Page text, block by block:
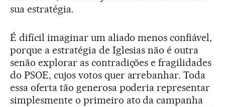
sua estratégia.
É difícil imaginar um aliado menos confiável,
porque a estratégia de Iglesias não é outra
senão explorar as contradições e fragilidades
do PSOE, cujos votos quer arrebanhar. Toda
essa oferta tão generosa poderia representar
simplesmente o primeiro ato da campanha